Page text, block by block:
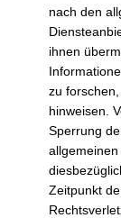
nach den
ihnen
zu
hinweisen.
Sperrung
Zeitpunkt